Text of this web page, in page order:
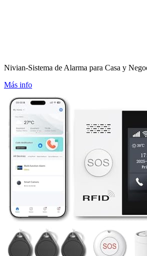
Nivian-Sistema de Alarma para Casa y
Más info